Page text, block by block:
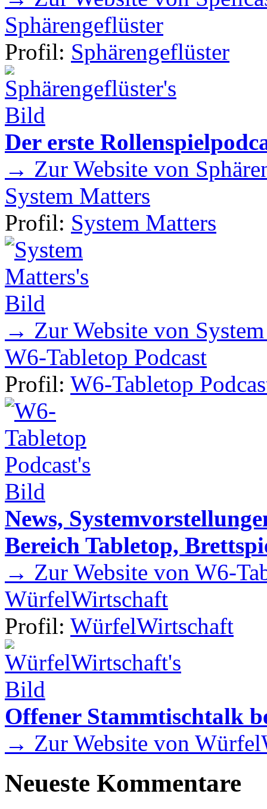
Sphärengeflüster
Profil: Sphärengeflüster
Der erste
→ Zur Website von
System Matters
Profil: System Matters
→ Zur Website von
W6-Tabletop Podcast
Profil: W6-Tabletop
News,
Bereich Tabletop,
→ Zur Website von W6-
WürfelWirtschaft
Profil: WürfelWirtschaft
Offener Stammtischtalk
→ Zur Website von
Neueste Kommentare